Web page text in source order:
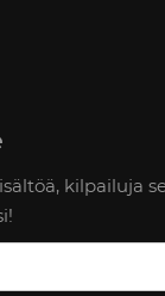
kilpailuja